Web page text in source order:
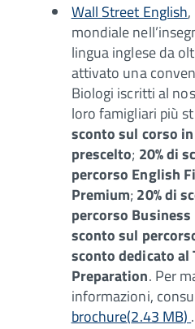
Wall Street English
mondiale
lingua ingleseda
attivato una
Biologi iscritti al
loro famigliari più
sconto sul corso
prescelto; 20% di
percorso English
Premium; 20% di
percorso
sconto sul
sconto dedicato al
Preparation. Per
informazioni,
brochure(2.43 MB) .